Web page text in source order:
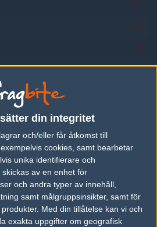
din integritet
lagrar och/eller får åtkomst till
cookies, samt bearbetar
unika identifierare och
av en enhet för
och andra typer av innehåll,
samt målgruppsinsikter, samt för
Med din tillåtelse kan vi och
exakta uppgifter om geografisk
1-2
16-2
2-0
9-21
att kunna satsa våra vackra bites på en
nu, snabbt och smärtfritt!
Slovakien
kommentar